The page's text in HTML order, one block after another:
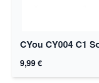
CYou CY004 C1
9,99 €